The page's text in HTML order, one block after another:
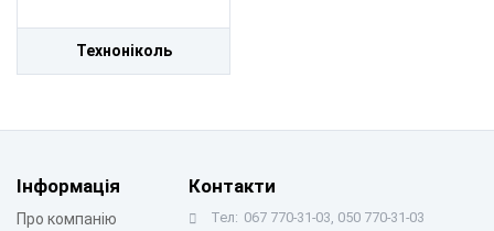
Техноніколь
Інформація
Про компанію
Контакти
Тел: 067 770-31-03, 050 770-31-03